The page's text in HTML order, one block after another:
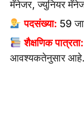
मॅनेजर, ज्युनियर
पदसंख्या: 59
शैक्षणिक पात्रता:
आवश्यकतेनुसार आहे.